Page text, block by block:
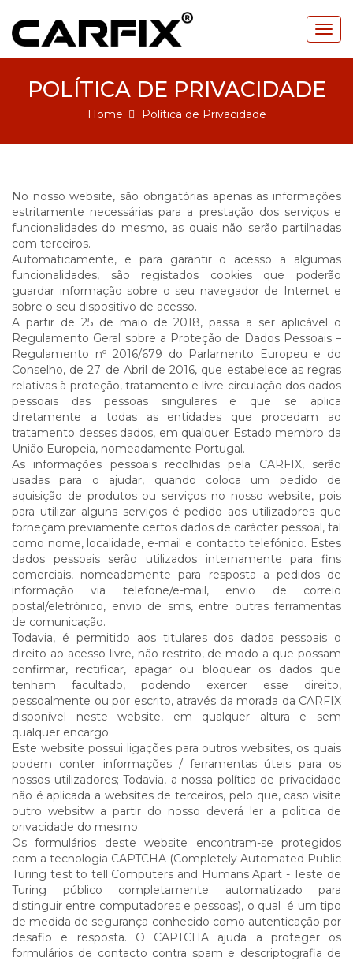
POLÍTICA DE PRIVACIDADE
Home Política de Privacidade
No nosso website, são obrigatórias apenas as informações
estritamente necessárias para a prestação dos serviços e
funcionalidades do mesmo, as quais não serão partilhadas
com terceiros.
Automaticamente, e para garantir o acesso a algumas
funcionalidades, são registados cookies que poderão
guardar informação sobre o seu navegador de Internet e
sobre o seu dispositivo de acesso.
A partir de 25 de maio de 2018, passa a ser aplicável o
Regulamento Geral sobre a Proteção de Dados Pessoais –
Regulamento nº 2016/679 do Parlamento Europeu e do
Conselho, de 27 de Abril de 2016, que estabelece as regras
relativas à proteção, tratamento e livre circulação dos dados
pessoais das pessoas singulares e que se aplica
diretamente a todas as entidades que procedam ao
tratamento desses dados, em qualquer Estado membro da
União Europeia, nomeadamente Portugal.
As informações pessoais recolhidas pela CARFIX, serão
usadas para o ajudar, quando coloca um pedido de
aquisição de produtos ou serviços no nosso website, pois
para utilizar alguns serviços é pedido aos utilizadores que
forneçam previamente certos dados de carácter pessoal, tal
como nome, localidade, e-mail e contacto telefónico. Estes
dados pessoais serão utilizados internamente para fins
comerciais, nomeadamente para resposta a pedidos de
informação via telefone/e-mail, envio de correio
postal/eletrónico, envio de sms, entre outras ferramentas
de comunicação.
Todavia, é permitido aos titulares dos dados pessoais o
direito ao acesso livre, não restrito, de modo a que possam
confirmar, rectificar, apagar ou bloquear os dados que
tenham facultado, podendo exercer esse direito,
pessoalmente ou por escrito, através da morada da CARFIX
disponível neste website, em qualquer altura e sem
qualquer encargo.
Este website possui ligações para outros websites, os quais
podem conter informações / ferramentas úteis para os
nossos utilizadores; Todavia, a nossa política de privacidade
não é aplicada a websites de terceiros, pelo que, caso visite
outro websitw a partir do nosso deverá ler a politica de
privacidade do mesmo.
Os formulários deste website encontram-se protegidos
com a tecnologia CAPTCHA (Completely Automated Public
Turing test to tell Computers and Humans Apart - Teste de
Turing público completamente automatizado para
distinguir entre computadores e pessoas), o qual é um tipo
de medida de segurança conhecido como autenticação por
desafio e resposta. O CAPTCHA ajuda a proteger os
formulários de contacto contra spam e descriptografia de